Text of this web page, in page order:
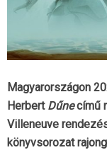
Magyarországon
Herbert Dűnecímű
Villeneuve
könyvsorozat